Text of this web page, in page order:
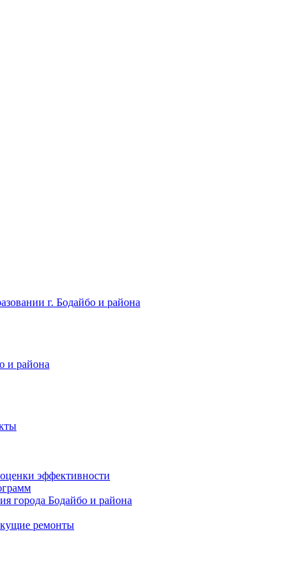
г. Бодайбо и района
и района
эффективности
города Бодайбо и района
ремонты